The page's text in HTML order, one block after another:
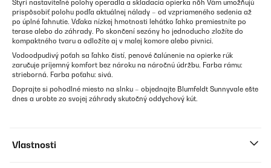
Štyri nastaviteľné polohy operadla a skladacia opierka nôh Vám umožňujú
prispôsobiť polohu podľa aktuálnej nálady – od vzpriameného sedenia až
po úplné ľahnutie. Vďaka nízkej hmotnosti lehátko ľahko premiestníte po
terase alebo do záhrady. Po skončení sezóny ho jednoducho zložíte do
kompaktného tvaru a odložíte aj v malej komore alebo pivnici.
Vodoodpudivý poťah sa ľahko čistí, penové čalúnenie na opierke rúk
zaručuje príjemný komfort bez nároku na náročnú údržbu. Farba rámu:
strieborná. Farba poťahu: sivá.
Doprajte si pohodlné miesto na slnku – objednajte Blumfeldt Sunnyvale ešte
dnes a urobte zo svojej záhrady skutočný oddychový kút.
Vlastnosti